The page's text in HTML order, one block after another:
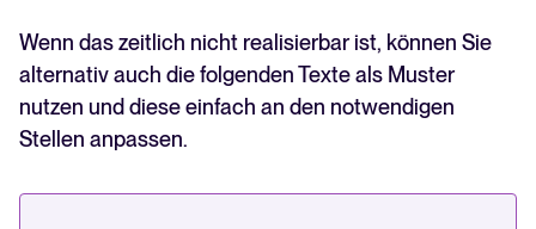
Wenn das zeitlich nicht realisierbar ist, können Sie
alternativ auch die folgenden Texte als Muster
nutzen und diese einfach an den notwendigen
Stellen anpassen.